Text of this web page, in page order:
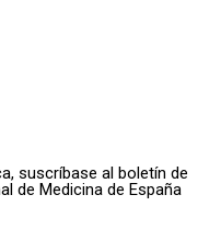
suscríbase al boletín de
de Medicina de España